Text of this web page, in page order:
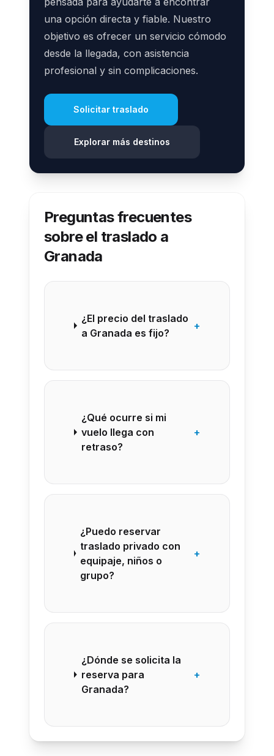
una opción directa y fiable. Nuestro
objetivo es ofrecer un servicio cómodo
desde la llegada, con asistencia
profesional y sin complicaciones.
Solicitar traslado
Explorar más destinos
Preguntas frecuentes
sobre el traslado a
Granada
¿El precio del traslado
a Granada es fijo?
+
¿Qué ocurre si mi
vuelo llega con
retraso?
+
¿Puedo reservar
traslado privado con
equipaje, niños o
grupo?
+
¿Dónde se solicita la
reserva para
Granada?
+